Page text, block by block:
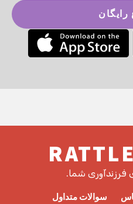
فرزندآوری شما.
سوالات متداول